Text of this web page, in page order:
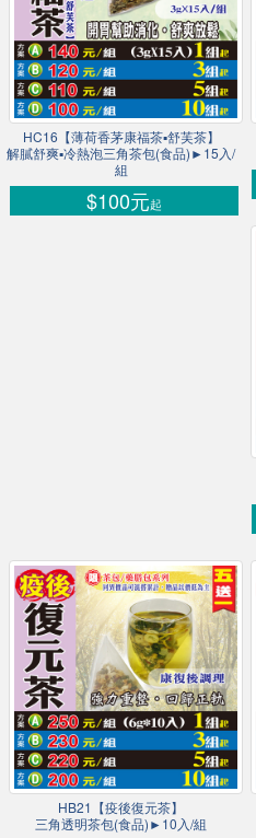
HC16【薄荷香茅康福茶▪舒芙茶】
解膩舒爽▪冷熱泡三角茶包(食品)►15入/
組
$100元起
HB21【疫後復元茶】
三角透明茶包(食品)►10入/組